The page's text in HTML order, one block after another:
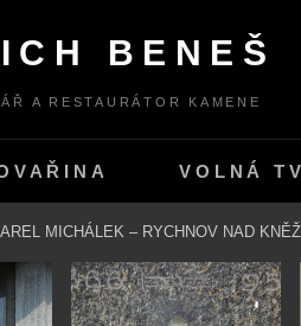
BENEŠ
A RESTAURÁTOR KAMENE
VOLNÁ
MICHÁLEK – RYCHNOV NAD